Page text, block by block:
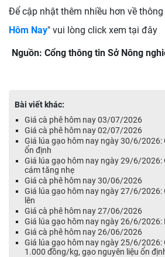
Để cập nhật thêm nhiều hơn về
Hôm Nay" vui lòng click xem tại đây
Nguồn: Cổng thông tin Sở Nông
Bài viết khác:
Giá cà phê hôm nay 03/07/2026
Giá cà phê hôm nay 02/07/2026
Giá lúa gạo hôm nay ngày 30/6/2026:
ổn định
Giá lúa gạo hôm nay ngày 29/6/2026:
cám tăng nhẹ
Giá cà phê hôm nay 30/06/2026
Giá lúa gạo hôm nay ngày 27/6/2026:
lên
Giá cà phê hôm nay 27/06/2026
Giá lúa gạo hôm nay ngày 26/6/2026:
Giá cà phê hôm nay 26/06/2026
Giá lúa gạo hôm nay ngày 25/6/2026:
1.000 đồng/kg, gạo nguyên liệu ổn